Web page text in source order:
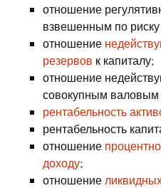
отношение
взвешенным по риску
отношение
резервов к капиталу;
отношение
совокупным валовым
рентабельность
рентабельность
отношение
доходу;
отношение